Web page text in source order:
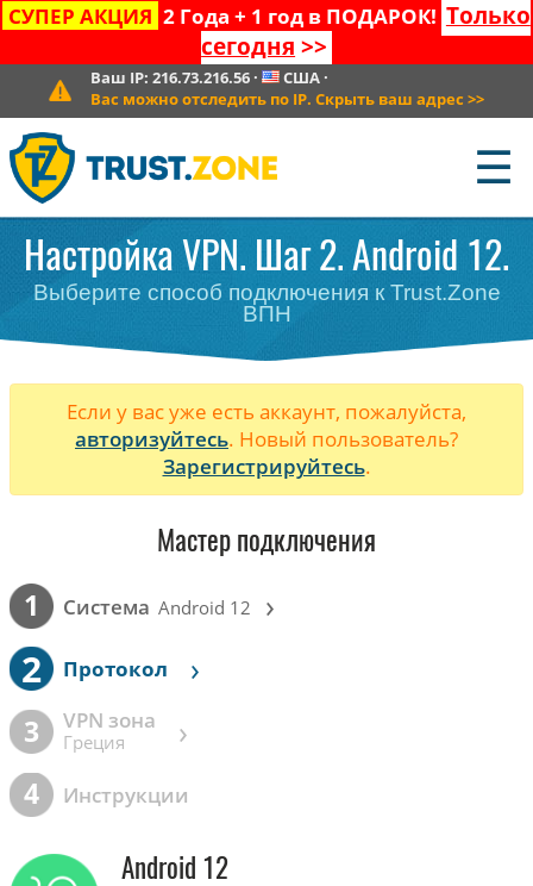
СУПЕР АКЦИЯ 2 Года + 1 год в ПОДАРОК! Только
сегодня >>
Ваш IP: 216.73.216.56· США·
Вас можно отследить по IP. Скрыть ваш адрес >>
☰
Настройка VPN. Шаг 2. Android 12.
Выберите способ подключения к Trust.Zone
ВПН
Если у вас уже есть аккаунт, пожалуйста,
авторизуйтесь. Новый пользователь?
Зарегистрируйтесь.
Мастер подключения
1 Cистема Android 12 ›
2 Протокол ›
3 VPN зона
Греция ›
4 Инструкции
Android 12